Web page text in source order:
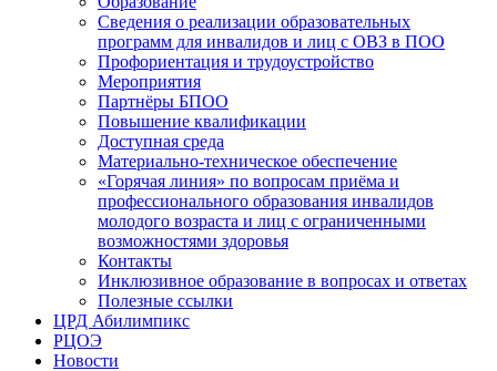
Сведения о реализации образовательных
программ для инвалидов и лиц с ОВЗ в ПОО
Профориентация и трудоустройство
Мероприятия
Партнёры БПОО
Повышение квалификации
Доступная среда
Материально-техническое обеспечение
«Горячая линия» по вопросам приёма и
профессионального образования инвалидов
молодого возраста и лиц с ограниченными
возможностями здоровья
Контакты
Инклюзивное образование в вопросах и ответах
Полезные ссылки
ЦРД Абилимпикс
РЦОЭ
Новости